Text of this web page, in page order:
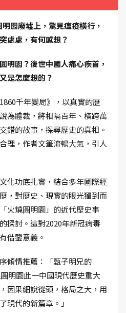
園廢墟上，驚見瘟疫橫行，
處處，有何感想？
明園？後世中國人痛心疾首，
是怎麼想的？
千年變局》，以真實的歷
為體裁，將相隔百年、橫跨萬
錯的故事，探尋歷史的真相。
理，作者文筆流暢大氣，引人
化功底扎實，結合多年國際經
，對歷史、現實的眼光獨到而
火燒圓明園」的近代歷史事
探討。這對2020年新冠病毒
借鑒意義。
傾情推薦：「甄子明兄的
明園此一中國現代歷史重大
因果細說從頭，格局之大，用
現代的新篇章。」